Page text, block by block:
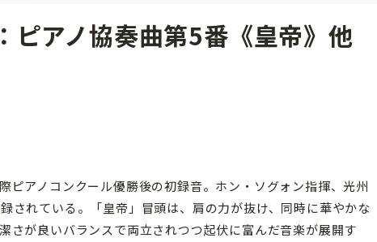
とその先と オーケストラの楽屋から 海の向こうの音楽家 Aか
プロが推す！間違いないオーケストラコンサート
過去の特集
ライブ配信スケジュール 有料ライブ配信スケジュール
か さ た な は や ら わ
ピアノ協奏曲第5番《皇帝》他
アノコンクール優勝後の初録音。ホン・ソグォン指揮、光州
されている。「皇帝」冒頭は、肩の力が抜け、同時に華やかな
さが良いバランスで両立されつつ起伏に富んだ音楽が展開す